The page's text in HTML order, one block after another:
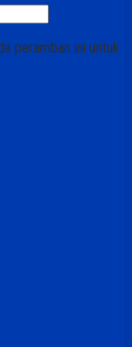
peramban ini untuk